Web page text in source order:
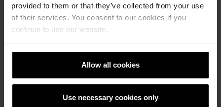
provided to them or that they’ve collected from your use
of their services. You consent to our cookies if you
continue to use our website.
Allow all cookies
Use necessary cookies only